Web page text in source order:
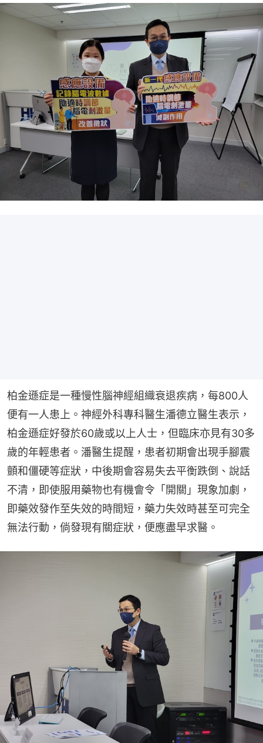
柏金遜症是一種慢性腦神經組織衰退疾病，每800人
便有一人患上。神經外科專科醫生潘德立醫生表示，
柏金遜症好發於60歲或以上人士，但臨床亦見有30多
歲的年輕患者。潘醫生提醒，患者初期會出現手腳震
顫和僵硬等症狀，中後期會容易失去平衡跌倒、說話
不清，即使服用藥物也有機會令「開關」現象加劇，
即藥效發作至失效的時間短，藥力失效時甚至可完全
無法行動，倘發現有關症狀，便應盡早求醫。